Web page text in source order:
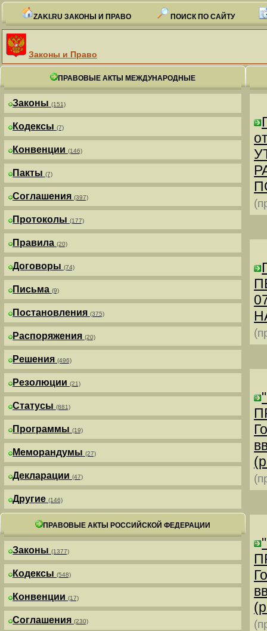
ZAKI.RU ЗАКОНЫ И ПРАВО ПОИСК ПО САЙТУ
Законы и Право
ПРАВОВЫЕ АКТЫ МЕЖДУНАРОДНЫЕ
Законы (151)
Кодексы (7)
Конвенции (146)
Пакты (7)
Соглашения (397)
Протоколы (177)
Правила (20)
Договоры (74)
Письма (9)
Постановления (375)
Распоряжения (20)
Решения (496)
Резолюции (21)
Статусы (881)
Программы (19)
Меморандумы (27)
Декларации (47)
Другие (146)
ПРАВОВЫЕ АКТЫ РОССИЙСКОЙ ФЕДЕРАЦИИ
Законы (1377)
Кодексы (548)
Конвенции (17)
Соглашения (230)